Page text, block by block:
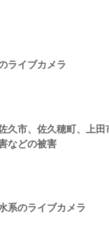
ライブカメラ
久市、佐久穂町、上
などの被害
系のライブカメラ